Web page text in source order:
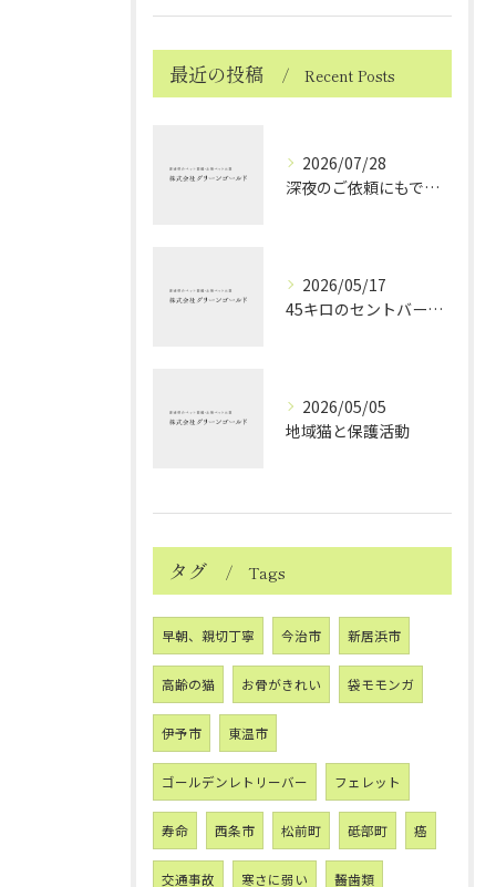
最近の投稿 Recent Posts
2026/07/28
深夜のご依頼にもできる限り対応しております ～ハムスターちゃんのお見送り～
2026/05/17
45キロのセントバーナードちゃんのお見送り
2026/05/05
地域猫と保護活動
タグ Tags
早朝、親切丁寧 今治市 新居浜市
高齢の猫 お骨がきれい 袋モモンガ
伊予市 東温市
ゴールデンレトリーバー フェレット
寿命 西条市 松前町 砥部町 癌
交通事故 寒さに弱い 齧歯類